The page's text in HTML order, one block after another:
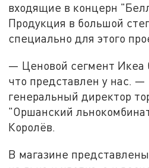
входящие в концерн
Продукция в большой
специально для этого
— Ценовой сегмент Икеа
что представлен у нас. —
генеральный директор
"Оршанский
Королёв.
В магазине